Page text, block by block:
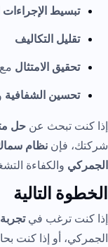
تبسيط الإجراءات
تقليل التكاليف
تحقيق الامتثال
تحسين الشفافية
إذا كنت تبحث عن حل
شركتك، فإن نظام
الجمركي والكفاءة
الخطوة التالية
إذا كنت ترغب في
الجمركي، أو إذا كنت